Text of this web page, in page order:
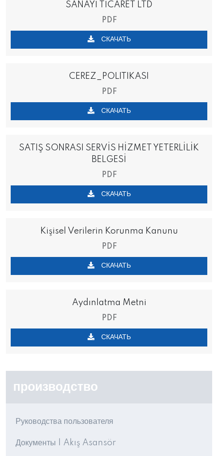
производство
Руководства пользователя
Документы | Akış Asansör
SANAYİ TİCARET LTD
PDF
СКАЧАТЬ
CEREZ_POLITIKASI
PDF
СКАЧАТЬ
SATIŞ SONRASI SERVİS HİZMET YETERLİLİK
BELGESİ
PDF
СКАЧАТЬ
Kişisel Verilerin Korunma Kanunu
PDF
СКАЧАТЬ
Aydınlatma Metni
PDF
СКАЧАТЬ